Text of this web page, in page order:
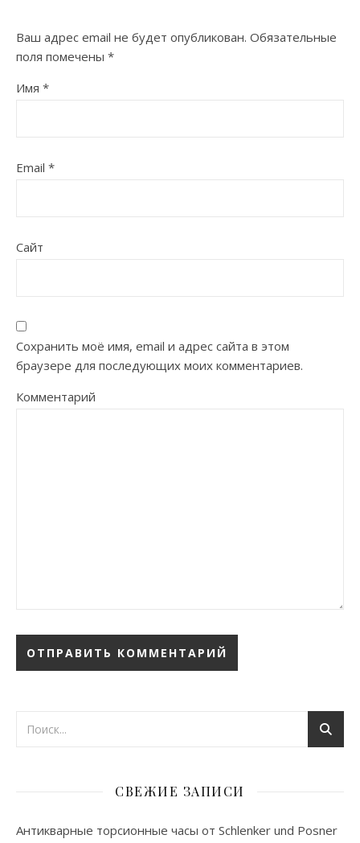
Ваш адрес email не будет опубликован. Обязательные
поля помечены *
Имя *
Email *
Сайт
Сохранить моё имя, email и адрес сайта в этом
браузере для последующих моих комментариев.
Комментарий
СВЕЖИЕ ЗАПИСИ
Антикварные торсионные часы от Schlenker und Posner